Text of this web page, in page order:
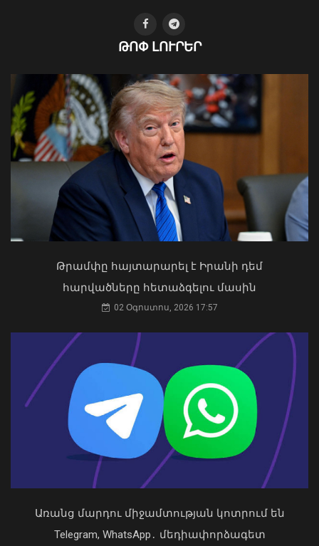
խաղերի, Արաուխոյի հեռանալու և
Ռաֆինյայի դերի մասին
09 Օգոստոս, 2026 21:25
Թուրքիայում երկրաշարժ է տեղի
09 Օգոստոս, 2026 21:08
Ապօրինի ներգաղթյալների պահման
հարց Հայաստանի հետ չի քննարկվել.
ԱԳՆ խոսնակ
Կաթողիկոսը պետք է օրենքի առաջ
կանգնի, եթե հանցանք է գործել, կամ
ԹՈՓ ԼՈՒՐԵՐ
Թրամփը հայտարարել է Իրանի դեմ
հարվածները հետաձգելու մասին
02 Օգոստոս, 2026 17:57
Առանց մարդու միջամտության կոտրում են
Telegram, WhatsApp․ մեդիափորձագետ